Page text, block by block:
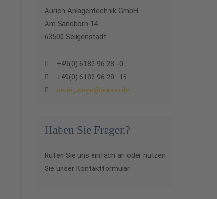
Aurion Anlagentechnik GmbH
Am Sandborn 14
63500 Seligenstadt
+49(0) 6182 96 28 -0
+49(0) 6182 96 28 -16
neue_wege@aurion.de
Haben Sie Fragen?
Rufen Sie uns einfach an oder nutzen
Sie unser Kontaktformular.